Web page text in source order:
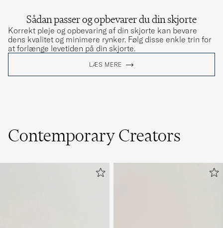
Sådan passer og opbevarer du din skjorte
Korrekt pleje og opbevaring af din skjorte kan bevare
dens kvalitet og minimere rynker. Følg disse enkle trin for
at forlænge levetiden på din skjorte.
LÆS MERE
Contemporary Creators